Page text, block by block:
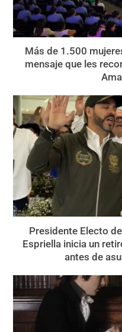
Más de 1.500
mensaje que les
Presidente Electo
Espriella inicia un
antes de